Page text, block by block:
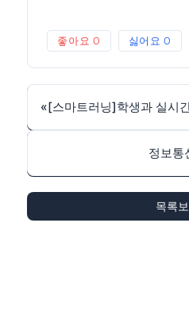
좋아요 0 싫어요 0
«[스마트러닝]학생과 실시
정보통
목록